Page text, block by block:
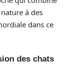
à des
dans ce
des chats